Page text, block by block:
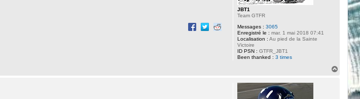
JBT1
Team GTFR
Messages : 3065
Enregistré le : mar. 1 mai 2018 07:41
Localisation : Au pied de la Sainte
Victoire
ID PSN : GTFR_JBT1
Been thanked : 3 times